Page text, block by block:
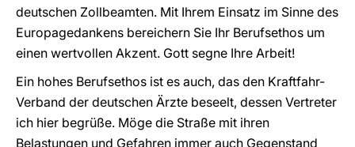
deutschen Zollbeamten. Mit Ihrem Einsatz im Sinne des
Europagedankens bereichern Sie Ihr Berufsethos um
einen wertvollen Akzent. Gott segne Ihre Arbeit!
Ein hohes Berufsethos ist es auch, das den Kraftfahr-
Verband der deutschen Ärzte beseelt, dessen Vertreter
ich hier begrüße. Möge die Straße mit ihren
Belastungen und Gefahren immer auch Gegenstand